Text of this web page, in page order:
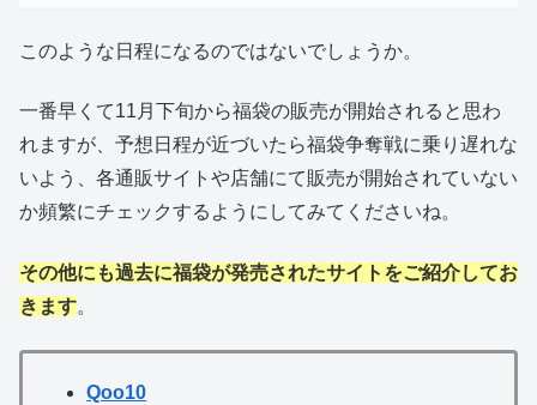
このような日程になるのではないでしょうか。
一番早くて11月下旬から福袋の販売が開始されると思わ
れますが、予想日程が近づいたら福袋争奪戦に乗り遅れな
いよう、各通販サイトや店舗にて販売が開始されていない
か頻繁にチェックするようにしてみてくださいね。
その他にも過去に福袋が発売されたサイトをご紹介してお
きます。
Qoo10